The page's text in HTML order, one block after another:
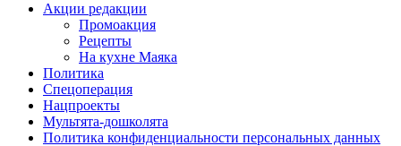
Акции редакции
Промоакция
Рецепты
На кухне Маяка
Политика
Спецоперация
Нацпроекты
Мультята-дошколята
Политика конфиденциальности персональных данных